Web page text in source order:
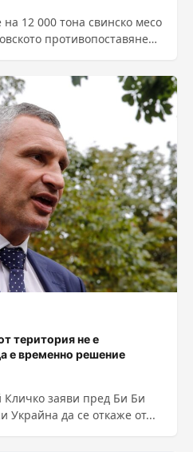
на 12 000 тона свинско месо
противопоставяне
територия не е
е временно решение
заяви пред Би Би
Украйна да се откаже от...